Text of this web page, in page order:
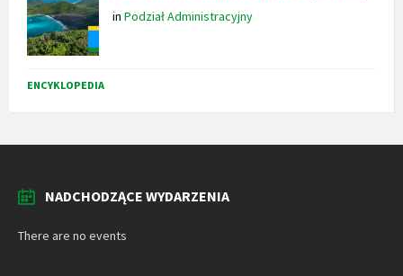
in Podział Administracyjny
ENCYKLOPEDIA
NADCHODZĄCE WYDARZENIA
There are no events